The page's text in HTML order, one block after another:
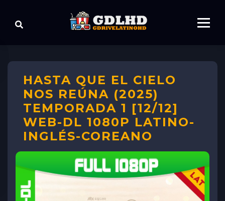
HASTA QUE EL CIELO
NOS REÚNA (2025)
TEMPORADA 1 [12/12]
WEB-DL 1080P LATINO-
INGLÉS-COREANO